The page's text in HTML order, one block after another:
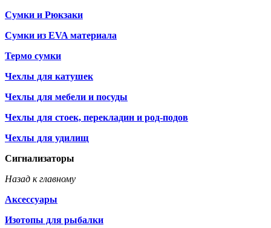
Сумки и Рюкзаки
Сумки из EVA материала
Термо сумки
Чехлы для катушек
Чехлы для мебели и посуды
Чехлы для стоек, перекладин и род-подов
Чехлы для удилищ
Сигнализаторы
Назад к главному
Аксессуары
Изотопы для рыбалки